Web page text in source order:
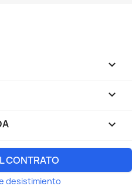


keyboard_arrow_down
CONTRATO
desistimiento